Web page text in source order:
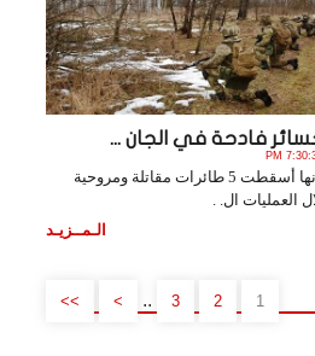
فادحة في الجان ...
قالت وزارة الدفاع الروسية إنها أسقطت 5 طائرات مقاتلة ومروحية
الـمــزيـد
1
2
3
..
>
>>